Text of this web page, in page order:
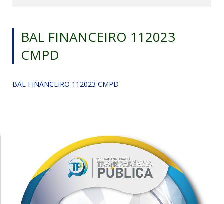
BAL FINANCEIRO 112023
CMPD
BAL FINANCEIRO 112023 CMPD